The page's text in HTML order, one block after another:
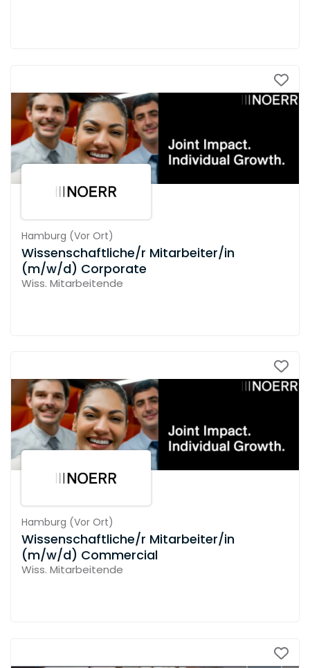
Hamburg (Vor Ort)
Wissenschaftliche/r Mitarbeiter/in
(m/w/d) Corporate
Wiss. Mitarbeitende
Hamburg (Vor Ort)
Wissenschaftliche/r Mitarbeiter/in
(m/w/d) Commercial
Wiss. Mitarbeitende